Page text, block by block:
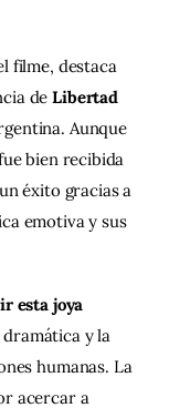
filme, destaca
de Libertad
Aunque
bien recibida
éxito gracias a
emotiva y sus
esta joya
y la
humanas. La
acercar a